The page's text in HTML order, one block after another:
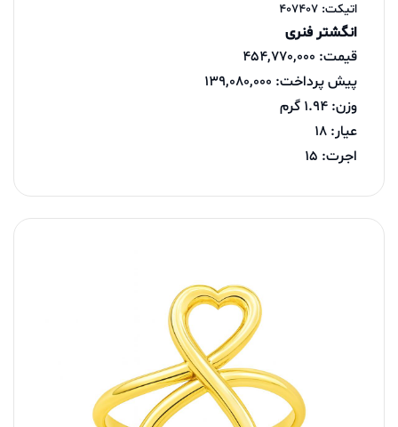
اتیکت: 407407
انگشتر فنری
قیمت: 454,770,000
پیش پرداخت: 139,080,000
وزن: 1.94 گرم
عیار: 18
اجرت: 15